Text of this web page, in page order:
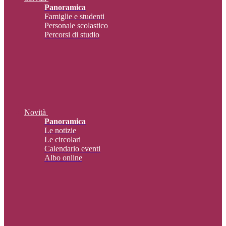
Panoramica
Famiglie e studenti
Personale scolastico
Percorsi di studio
Novità
Panoramica
Le notizie
Le circolari
Calendario eventi
Albo online